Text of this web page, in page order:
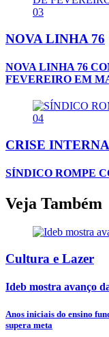
03
NOVA LINHA 76
NOVA LINHA 76
FEVEREIRO EM
04
CRISE INTERNA
SÍNDICO ROMPE
Veja Também
Cultura e Lazer
Ideb mostra avanço
Anos iniciais do ensino
supera meta